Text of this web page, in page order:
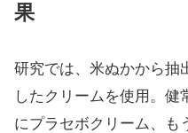
果
研究では、米ぬかから抽
したクリームを使用。
にプラセボクリーム、も